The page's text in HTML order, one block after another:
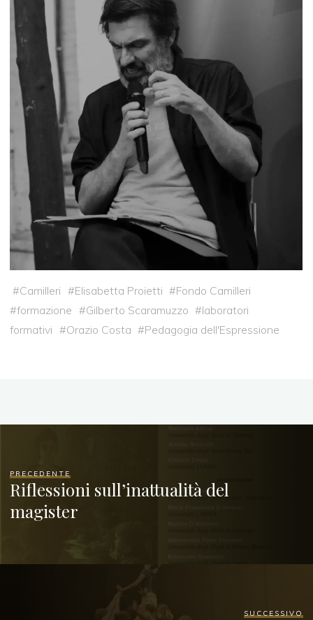
#Camilleri #Elisabetta Proietti #Fondo Camilleri
#formazione #Gilberto Scaramuzzo #laboratori
formativi #Orazio Costa #Pedagogia dell'Espressione
PRECEDENTE
Riflessioni sull’inattualità del
magister
SUCCESSIVO